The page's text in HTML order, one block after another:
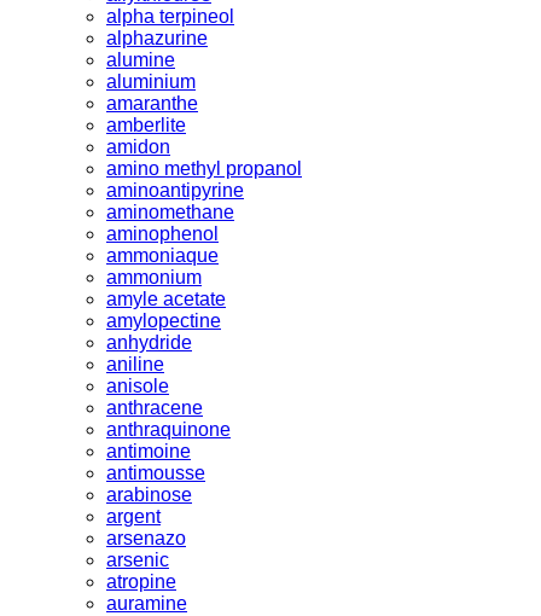
alpha terpineol
alphazurine
alumine
aluminium
amaranthe
amberlite
amidon
amino methyl propanol
aminoantipyrine
aminomethane
aminophenol
ammoniaque
ammonium
amyle acetate
amylopectine
anhydride
aniline
anisole
anthracene
anthraquinone
antimoine
antimousse
arabinose
argent
arsenazo
arsenic
atropine
auramine